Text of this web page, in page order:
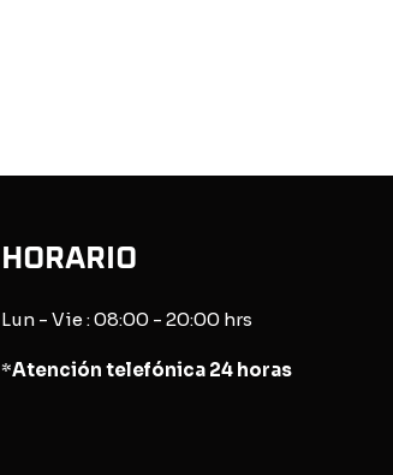
HORARIO
Lun - Vie : 08:00 - 20:00 hrs
*Atención telefónica 24 horas